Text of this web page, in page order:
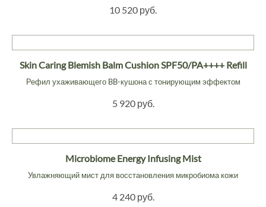
10 520 руб.
Skin Caring Blemish Balm Cushion SPF50/PA++++ Refill
Рефил ухаживающего BB-кушона с тонирующим эффектом
5 920 руб.
Microbiome Energy Infusing Mist
Увлажняющий мист для восстановления микробиома кожи
4 240 руб.